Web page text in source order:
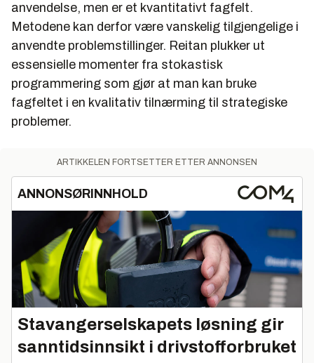
anvendelse, men er et kvantitativt fagfelt.
Metodene kan derfor være vanskelig tilgjengelige i
anvendte problemstillinger. Reitan plukker ut
essensielle momenter fra stokastisk
programmering som gjør at man kan bruke
fagfeltet i en kvalitativ tilnærming til strategiske
problemer.
ARTIKKELEN FORTSETTER ETTER ANNONSEN
ANNONSØRINNHOLD
Stavangerselskapets løsning gir
sanntidsinnsikt i drivstofforbruket